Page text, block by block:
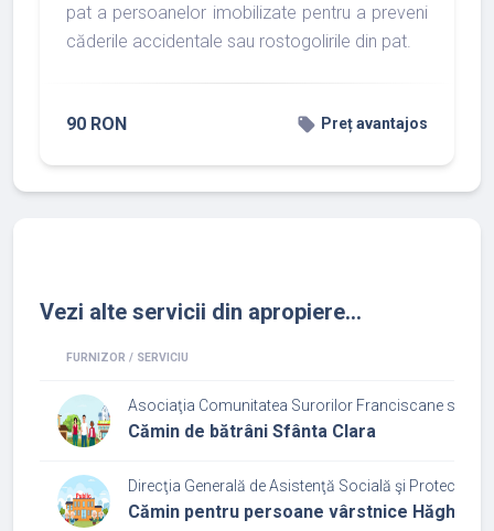
pat a persoanelor imobilizate pentru a preveni
căderile accidentale sau rostogolirile din pat.
90 RON local_offer Preț avantajos
Vezi alte servicii din apropiere...
FURNIZOR / SERVICIU
Asociaţia Comunitatea Surorilor Franciscane sub
Cămin de bătrâni Sfânta Clara
Direcţia Generală de Asistenţă Socială şi Protecţia
Cămin pentru persoane vârstnice Hăghig